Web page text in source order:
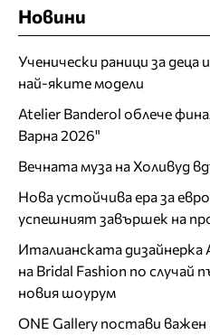
Новини
Ученически раници за деца
най-яките модели
Atelier Banderol облече
Варна 2026"
Вечната муза на Холивуд
Нова устойчива ера за
успешният завършек на
Италианската
на Bridal Fashion по случай
новия шоурум
ONE Gallery постави